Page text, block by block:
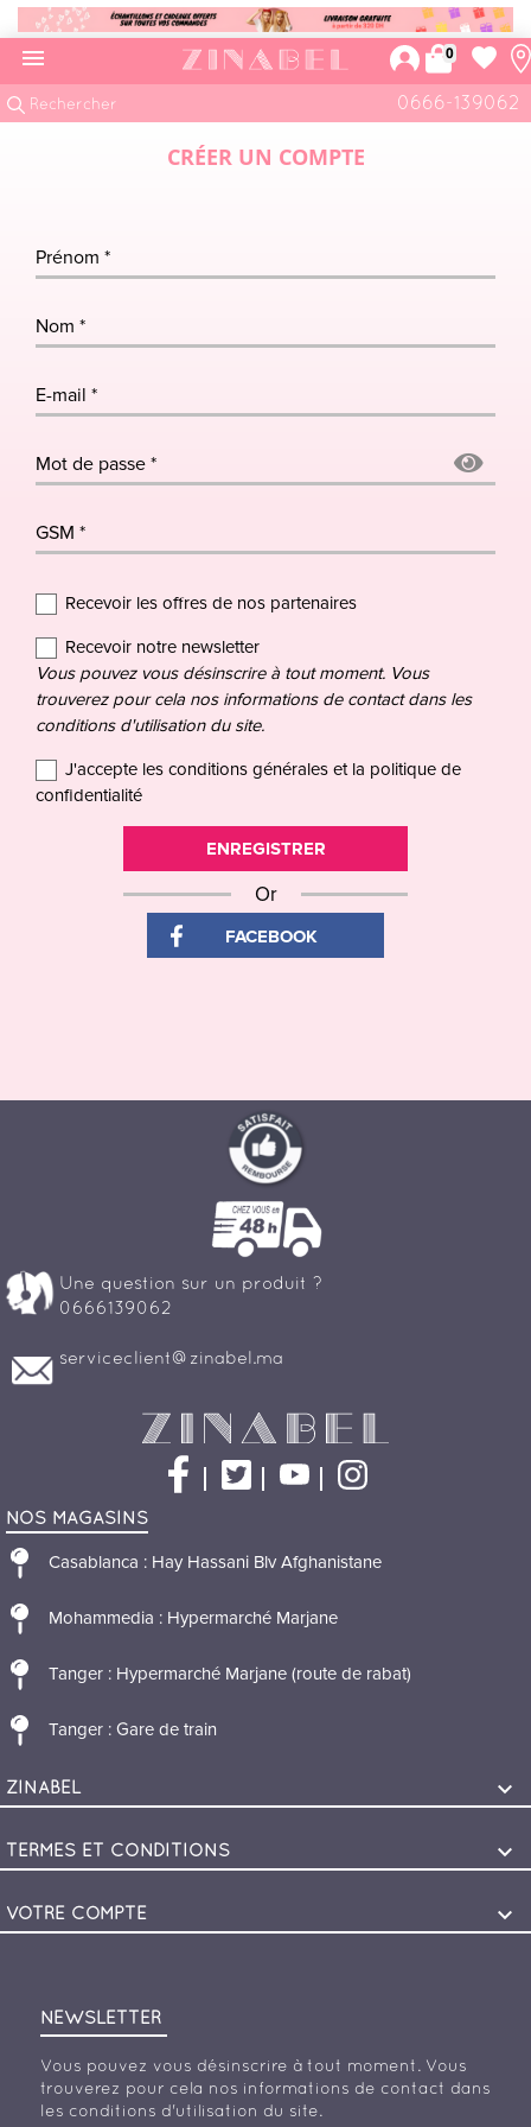
 favorite
0
0666-139062
CRÉER UN COMPTE
Prénom *
Nom *
E-mail *
Mot de passe *
GSM *
Recevoir les offres de nos partenaires
Recevoir notre newsletter
Vous pouvez vous désinscrire à tout moment. Vous
trouverez pour cela nos informations de contact dans les
conditions d'utilisation du site.
J'accepte les conditions générales et la politique de
confidentialité
ENREGISTRER
Or
FACEBOOK
Une question sur un produit ?
0666139062
serviceclient@zinabel.ma
FacebookTwitter YouTube
NOS MAGASINS
Casablanca : Hay Hassani Blv Afghanistane
Mohammedia : Hypermarché Marjane
Tanger : Hypermarché Marjane (route de rabat)
Tanger : Gare de train
ZINABEL 
TERMES ET CONDITIONS 
VOTRE COMPTE 
NEWSLETTER
Vous pouvez vous désinscrire à tout moment. Vous
trouverez pour cela nos informations de contact dans
les conditions d'utilisation du site.